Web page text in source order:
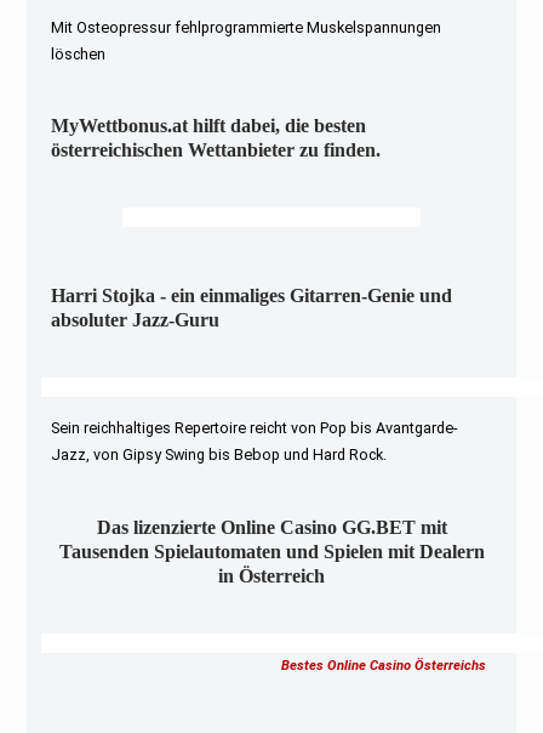
Mit Osteopressur fehlprogrammierte Muskelspannungen
löschen
MyWettbonus.at hilft dabei, die besten
österreichischen Wettanbieter zu finden.
Harri Stojka - ein einmaliges Gitarren-Genie und
absoluter Jazz-Guru
Sein reichhaltiges Repertoire reicht von Pop bis Avantgarde-
Jazz, von Gipsy Swing bis Bebop und Hard Rock.
Das lizenzierte Online Casino GG.BET mit
Tausenden Spielautomaten und Spielen mit Dealern
in Österreich
Bestes Online Casino Österreichs